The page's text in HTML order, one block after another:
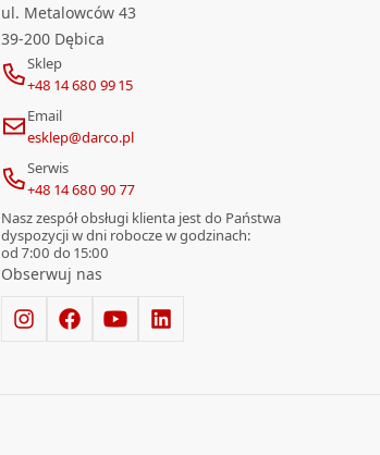
ul. Metalowców 43
39-200 Dębica
Sklep
+48 14 680 99 15
Email
esklep@darco.pl
Serwis
+48 14 680 90 77
Nasz zespół obsługi klienta jest do Państwa
dyspozycji w dni robocze w godzinach:
od 7:00 do 15:00
Obserwuj nas